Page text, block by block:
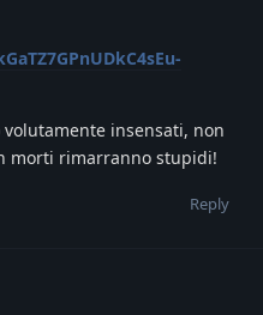
insensati, non
morti rimarranno stupidi!
Reply